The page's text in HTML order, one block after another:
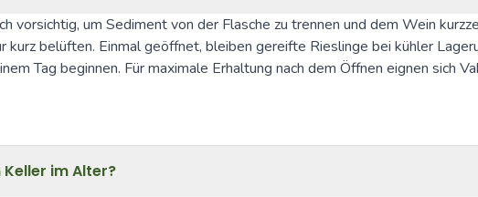
um Sediment von der Flasche zu trennen und dem Wein
belüften. Einmal geöffnet, bleiben gereifte Rieslinge bei kühler
Tag beginnen. Für maximale Erhaltung nach dem Öffnen eignen sich
im Alter?